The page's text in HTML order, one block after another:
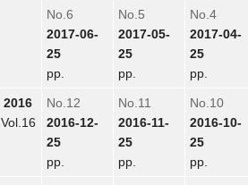
No.6
2017-06-
25
pp.
No.5
2017-05-
25
pp.
No.4
2017-04-
25
pp.
2016
Vol.16
No.12
2016-12-
25
pp.
No.11
2016-11-
25
pp.
No.10
2016-10-
25
pp.